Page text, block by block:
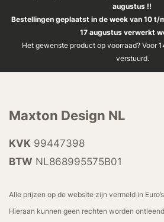
augustus !!
Bestellingen geplaatst in de week van 10 t/
17 augustus verwerkt
Het gewenste product op voorraad? Voor
verstuurd.
Maxton Design NL
KVK 99447398
BTW NL868995575B01
Alle prijzen op de website zijn vermeld in
Hieraan kunnen geen rechten worden